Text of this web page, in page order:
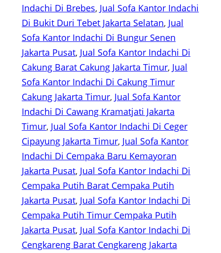
Indachi Di Brebes, Jual Sofa Kantor Indachi
Di Bukit Duri Tebet Jakarta Selatan, Jual
Sofa Kantor Indachi Di Bungur Senen
Jakarta Pusat, Jual Sofa Kantor Indachi Di
Cakung Barat Cakung Jakarta Timur, Jual
Sofa Kantor Indachi Di Cakung Timur
Cakung Jakarta Timur, Jual Sofa Kantor
Indachi Di Cawang Kramatjati Jakarta
Timur, Jual Sofa Kantor Indachi Di Ceger
Cipayung Jakarta Timur, Jual Sofa Kantor
Indachi Di Cempaka Baru Kemayoran
Jakarta Pusat, Jual Sofa Kantor Indachi Di
Cempaka Putih Barat Cempaka Putih
Jakarta Pusat, Jual Sofa Kantor Indachi Di
Cempaka Putih Timur Cempaka Putih
Jakarta Pusat, Jual Sofa Kantor Indachi Di
Cengkareng Barat Cengkareng Jakarta